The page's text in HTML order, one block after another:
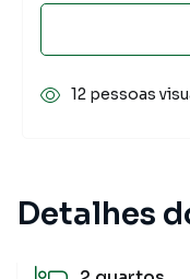
Detalhes
12 pessoas